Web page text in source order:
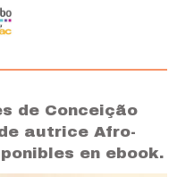
de Conceição
autrice Afro-
en ebook.